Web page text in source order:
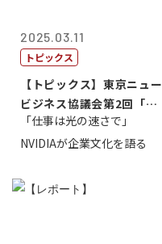
2025.03.11
トピックス
【トピックス】東京ニュー
ビジネス協議会第2回「起
業から成功へ...
「仕事は光の速さで」
NVIDIAが企業文化を語る